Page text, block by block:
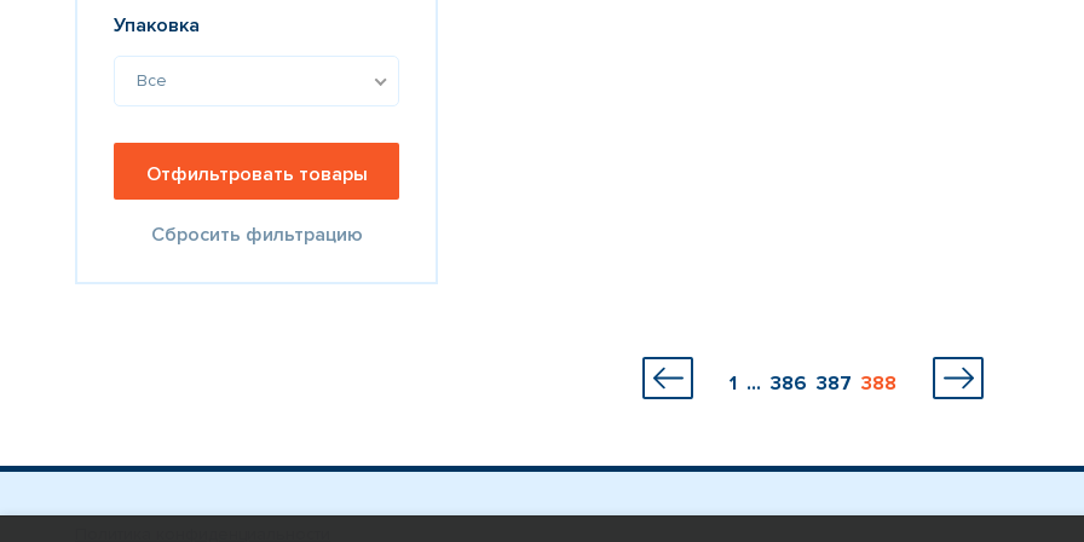
Упаковка
Все
Сбросить фильтрацию
1 ... 386 387 388